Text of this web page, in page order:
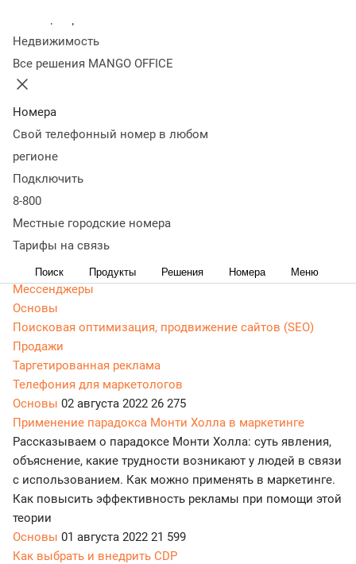
Недвижимость
Все решения MANGO OFFICE
Номера
Свой телефонный номер в любом
регионе
Подключить
8-800
Местные городские номера
Тарифы на связь
Поиск Продукты Решения Номера Меню
Статьи, обзоры, ТОПы, идеи и советы для развития
бизнеса. Энциклопедия маркетолога, Основы -
актуальная, живая и понятная информация доступным
языком.
CRM маркетинг
Аналитика
Веб-аналитика
Веб-разработка
Контекстная реклама
Яндекс Директ
Контент-маркетинг
Мессенджеры
Основы
Поисковая оптимизация, продвижение сайтов (SEO)
Продажи
Таргетированная реклама
Телефония для маркетологов
Основы 02 августа 2022 26 275
Применение парадокса Монти Холла в маркетинге
Рассказываем о парадоксе Монти Холла: суть явления,
объяснение, какие трудности возникают у людей в связи
с использованием. Как можно применять в маркетинге.
Как повысить эффективность рекламы при помощи этой
теории
Основы 01 августа 2022 21 599
Как выбрать и внедрить CDP